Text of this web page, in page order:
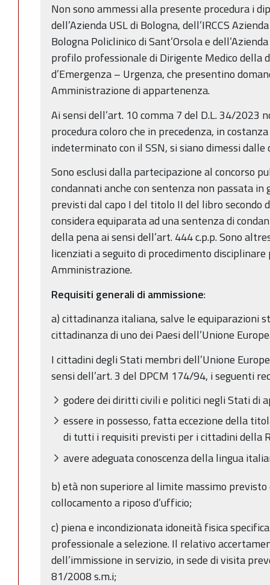
Non sono ammessi alla presente procedura i
dell’Azienda USL di Bologna, dell’IRCCS
Bologna Policlinico di Sant’Orsola e
profilo professionale di Dirigente Medico della
d’Emergenza – Urgenza, che presentino
Amministrazione di appartenenza.
Ai sensi dell’art. 10 comma 7 del D.L. 34/2023
procedura coloro che in precedenza, in
indeterminato con il SSN, si siano dimessi
Sono esclusi dalla partecipazione al concorso
condannati anche con sentenza non passata in
previsti dal capo I del titolo II del libro secondo
considera equiparata ad una sentenza di
della pena ai sensi dell’art. 444 c.p.p. Sono
licenziati a seguito di procedimento disciplinare
Amministrazione.
Requisiti generali di ammissione:
a) cittadinanza italiana, salve le equiparazioni
cittadinanza di uno dei Paesi dell’Unione
I cittadini degli Stati membri dell’Unione
sensi dell’art. 3 del DPCM 174/94, i seguenti
godere dei diritti civili e politici negli Stati di
essere in possesso, fatta eccezione della
di tutti i requisiti previsti per i cittadini della
avere adeguata conoscenza della lingua
b) età non superiore al limite massimo
collocamento a riposo d’ufficio;
c) piena e incondizionata idoneità fisica
professionale a selezione. Il relativo
dell’immissione in servizio, in sede di visita
81/2008 s.m.i;